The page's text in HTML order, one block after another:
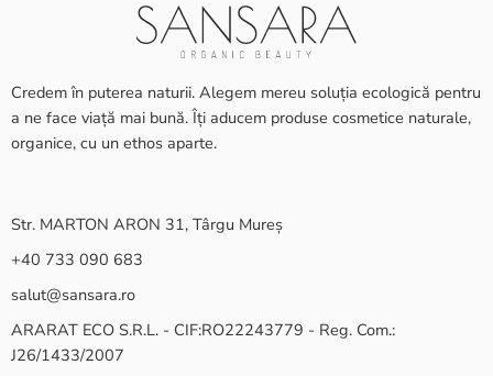
Credem în puterea naturii. Alegem mereu soluția ecologică pentru
a ne face viață mai bună. Îți aducem produse cosmetice naturale,
organice, cu un ethos aparte.
Str. MARTON ARON 31, Târgu Mureș
+40 733 090 683
salut@sansara.ro
ARARAT ECO S.R.L. - CIF:RO22243779 - Reg. Com.:
J26/1433/2007